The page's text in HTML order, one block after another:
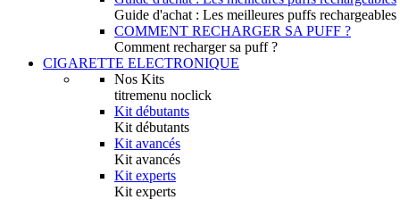
Guide d'achat : Les meilleures puffs rechargeables
COMMENT RECHARGER SA PUFF ?
Comment recharger sa puff ?
CIGARETTE ELECTRONIQUE
Nos Kits
titremenu noclick
Kit débutants
Kit débutants
Kit avancés
Kit avancés
Kit experts
Kit experts